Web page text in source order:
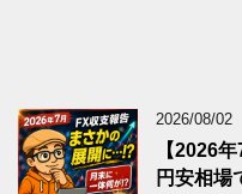
2026/08/02
【2026
円安相場